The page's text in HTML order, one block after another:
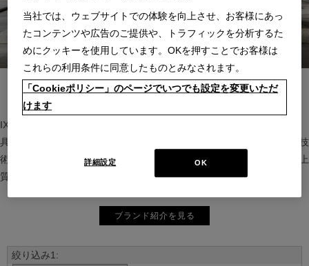
IXC（イクスシー）は、”Emotional Minimalism”を掲げるグローバル家
具ブランド。ヨーロッパの家具文化と日本の美意識を融合し、素材や技
術を活かした持続可能で洗練されたインテリアを提案。長く愛される上
質な暮らしを届けます。
ブランド紹介を見る
当社では、ウェブサイトでの体験を向上させ、お客様にあっ
たコンテンツや広告のご提供や、トラフィックを分析するた
めにクッキーを使用しています。OKを押すことでお客様は
これらの利用条件に同意したものとみなされます。
「Cookieポリシー」のページでいつでも設定を変更いただ
けます
OK
詳細設定